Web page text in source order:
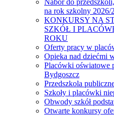
Nabór do
na rok szkolny 2026/
KONKURSY NA
SZKÓŁ I
ROKU
Oferty pracy w
Opieka nad dziećmi
Placówki oświatowe
Bydgoszcz
Przedszkola
Szkoły i placówki
Obwody szkół
Otwarte konkursy